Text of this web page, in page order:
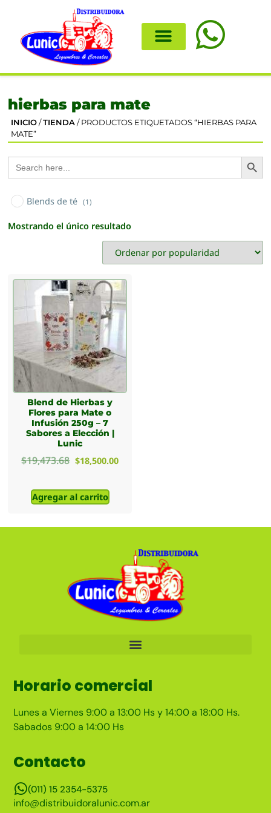
hierbas para mate
INICIO /TIENDA / PRODUCTOS ETIQUETADOS “HIERBAS PARA
MATE”
Search
for:
Blends de té (1)
Mostrando el único resultado
Blend de Hierbas y
Flores para Mate o
Infusión 250g – 7
Sabores a Elección |
Lunic
$19,473.68 $18,500.00
Agregar al carrito
Horario comercial
Lunes a Viernes 9:00 a 13:00 Hs y 14:00 a 18:00 Hs.
Sabados 9:00 a 14:00 Hs
Contacto
(011) 15 2354-5375
info@distribuidoralunic.com.ar